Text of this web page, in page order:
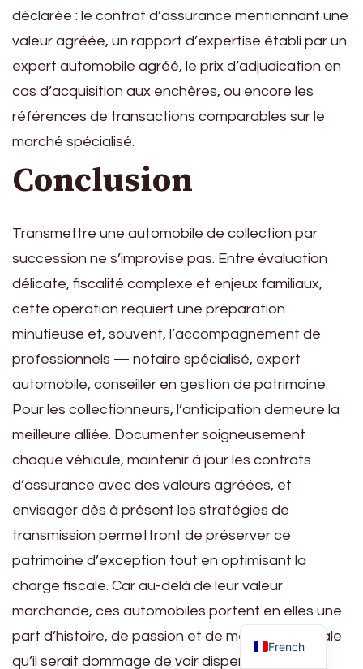
déclarée : le contrat d’assurance mentionnant une
valeur agréée, un rapport d’expertise établi par un
expert automobile agréé, le prix d’adjudication en
cas d’acquisition aux enchères, ou encore les
références de transactions comparables sur le
marché spécialisé.
Conclusion
Transmettre une automobile de collection par
succession ne s’improvise pas. Entre évaluation
délicate, fiscalité complexe et enjeux familiaux,
cette opération requiert une préparation
minutieuse et, souvent, l’accompagnement de
professionnels — notaire spécialisé, expert
automobile, conseiller en gestion de patrimoine.
Pour les collectionneurs, l’anticipation demeure la
meilleure alliée. Documenter soigneusement
chaque véhicule, maintenir à jour les contrats
d’assurance avec des valeurs agréées, et
envisager dès à présent les stratégies de
transmission permettront de préserver ce
patrimoine d’exception tout en optimisant la
charge fiscale. Car au-delà de leur valeur
marchande, ces automobiles portent en elles une
part d’histoire, de passion et de mémoire familiale
qu’il serait dommage de voir dispersée faute
French